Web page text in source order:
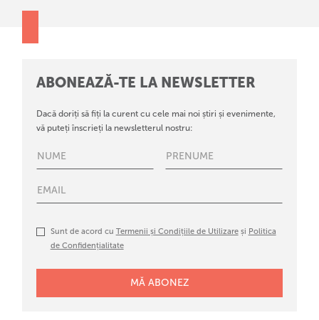
ABONEAZĂ-TE LA NEWSLETTER
Dacă doriți să fiți la curent cu cele mai noi știri și evenimente,
vă puteți înscrieți la newsletterul nostru:
Sunt de acord cu Termenii și Condițiile de Utilizareși Politica
de Confidențialitate